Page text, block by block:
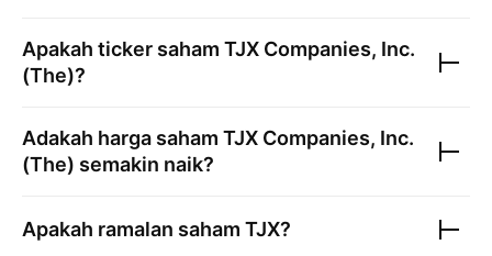
Apakah ticker saham TJX Companies, Inc.
(The)?
Adakah harga saham TJX Companies, Inc.
(The) semakin naik?
Apakah ramalan saham TJX?